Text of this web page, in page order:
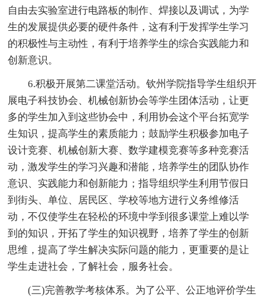
自由去实验室进行电路板的制作、焊接以及调试，为学
生的发展提供必要的硬件条件，这有利于发挥学生学习
的积极性与主动性，有利于培养学生的综合实践能力和
创新意识。
6.积极开展第二课堂活动。钦州学院指导学生组织开
展电子科技协会、机械创新协会等学生团体活动，让更
多的学生加入到这些协会中，利用协会这个平台拓宽学
生知识，提高学生的素质能力；鼓励学生积极参加电子
设计竞赛、机械创新大赛、数学建模竞赛等多种竞赛活
动，激发学生的学习兴趣和潜能，培养学生的团队协作
意识、实践能力和创新能力；指导组织学生利用节假日
到街头、单位、居民区、学校等地方进行义务维修活
动，不仅使学生在轻松的环境中学到很多课堂上难以学
到的知识，开拓了学生的知识视野，培养了学生的创新
思维，提高了学生解决实际问题的能力，更重要的是让
学生走进社会，了解社会，服务社会。
(三)完善教学考核体系。为了公平、公正地评价学生